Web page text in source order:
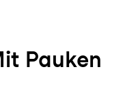
Pauken